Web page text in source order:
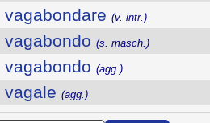
vagabondare (v. intr.)
vagabondo (s. masch.)
vagabondo (agg.)
vagale (agg.)